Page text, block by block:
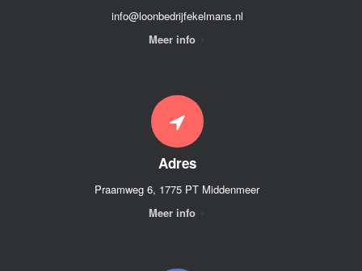
info@loonbedrijfekelmans.nl
Meer info
Adres
Praamweg 6, 1775 PT Middenmeer
Meer info